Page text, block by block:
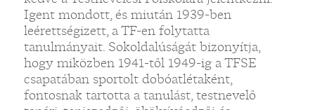
Igent mondott, és miután 1939-ben
leérettségizett, a TF-en folytatta
tanulmányait. Sokoldalúságát bizonyítja,
hogy miközben 1941-től 1949-ig a TFSE
csapatában sportolt dobóatlétaként,
fontosnak tartotta a tanulást, testnevelő